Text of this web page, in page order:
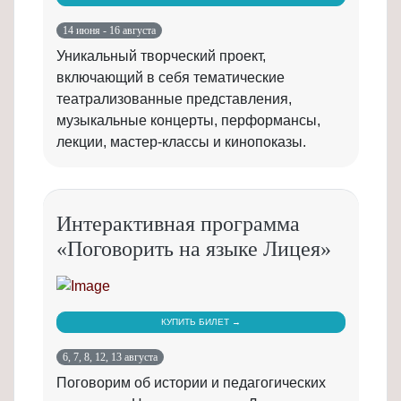
14 июня - 16 августа
Уникальный творческий проект,
включающий в себя тематические
театрализованные представления,
музыкальные концерты, перформансы,
лекции, мастер-классы и кинопоказы.
Интерактивная программа
«Поговорить на языке Лицея»
КУПИТЬ БИЛЕТ →
6, 7, 8, 12, 13 августа
Поговорим об истории и педагогических